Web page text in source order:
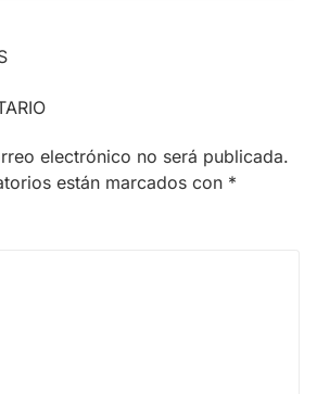
electrónico no será publicada.
están marcados con *